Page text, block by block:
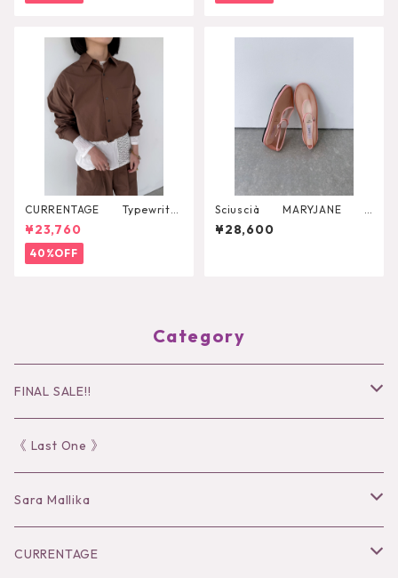
CURRENTAGE Typewriter
Shirt Blouson
¥23,760
40%OFF
Sciuscià MARYJANE
（ROASTED PEACH）
¥28,600
Category
FINAL SALE!!
30％OFF
40％OFF
50％OFF
《 Last One 》
Sara Mallika
Tops
CURRENTAGE